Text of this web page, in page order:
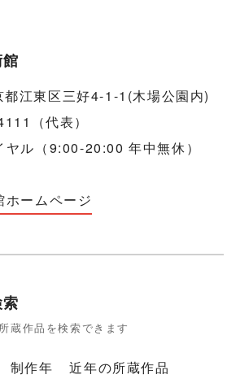
江東区三好4-1-1(木場公園内)
（代表）
ヤル（9:00-20:00 年中無休）
ホームページ
蔵作品を検索できます
制作年
近年の所蔵作品